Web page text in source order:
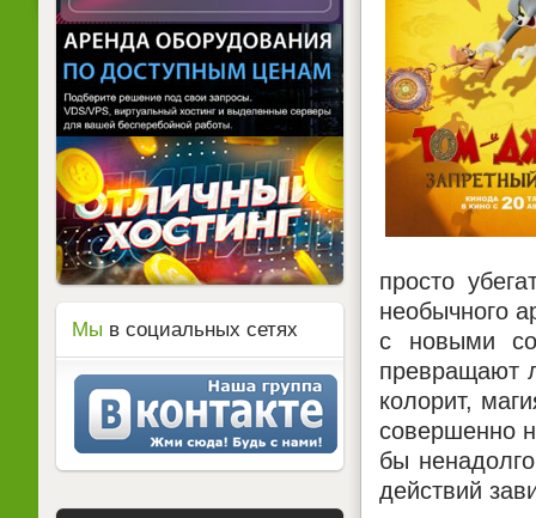
просто
необычного
с новыми
превращают
колорит,
совершенно
бы
действий
Мы в социальных сетях